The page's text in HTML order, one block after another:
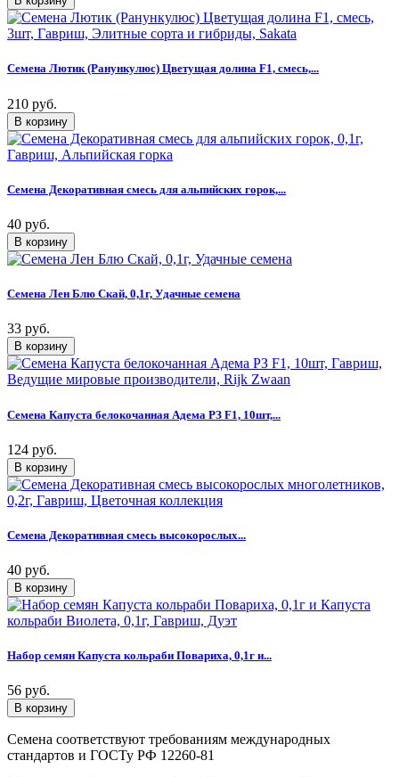
Семена Лютик (Ранункулюс) Цветущая долина F1, смесь,...
210 руб.
Семена Декоративная смесь для альпийских горок,...
40 руб.
Семена Лен Блю Скай, 0,1г, Удачные семена
33 руб.
Семена Капуста белокочанная Адема РЗ F1, 10шт,...
124 руб.
Семена Декоративная смесь высокорослых...
40 руб.
Набор семян Капуста кольраби Повариха, 0,1г и...
56 руб.
Семена соответствуют требованиям международных
стандартов и ГОСТу РФ 12260-81